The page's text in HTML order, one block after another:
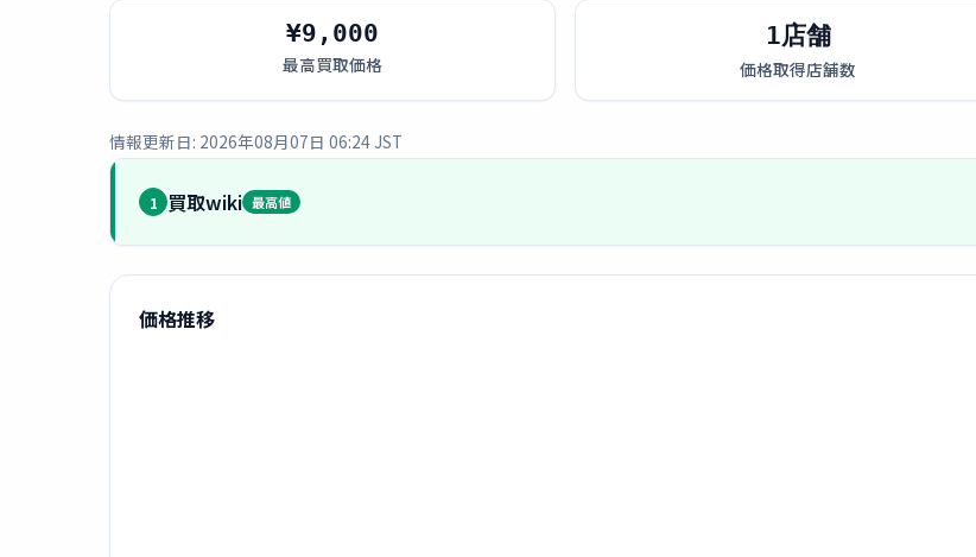
¥9,000
最高買取価格
1店舗
価格取得店舗数
情報更新日: 2026年08月07日 06:24 JST
1 買取wiki 最高値
価格推移